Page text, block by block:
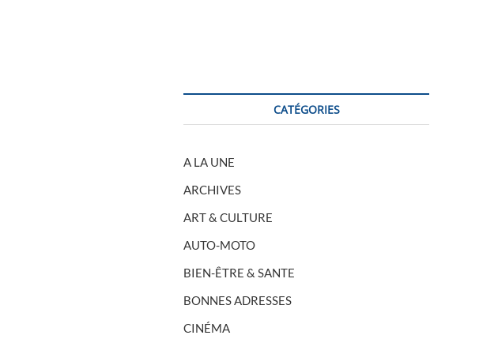
CATÉGORIES
A LA UNE
ARCHIVES
ART & CULTURE
AUTO-MOTO
BIEN-ÊTRE & SANTE
BONNES ADRESSES
CINÉMA